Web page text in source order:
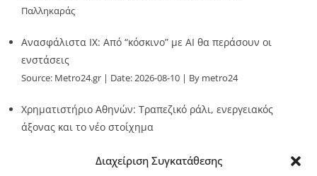
Διαχείριση Συγκατάθεσης
Παλληκαράς
Ανασφάλιστα ΙΧ: Από “κόσκινο” με AI θα περάσουν οι
ενστάσεις
Source: Metro24.gr Date: 2026-08-10 By metro24
Χρηματιστήριο Αθηνών: Τραπεζικό ράλι, ενεργειακός
άξονας και το νέο στοίχημα